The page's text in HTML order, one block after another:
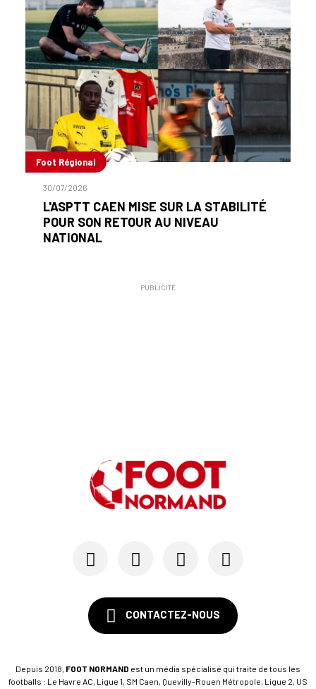
Foot Régional
30/07/2026
L'ASPTT CAEN MISE SUR LA STABILITÉ
POUR SON RETOUR AU NIVEAU
NATIONAL
PUBLICITÉ
CONTACTEZ-NOUS
Depuis 2018, FOOT NORMAND est un média spécialisé qui traite de tous les
footballs : Le Havre AC, Ligue 1, SM Caen, Quevilly-Rouen Métropole, Ligue 2, US